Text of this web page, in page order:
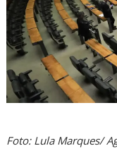
Foto: Lula Marques/